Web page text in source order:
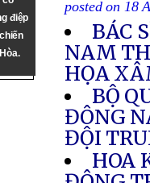
điệp
posted on 18
BÁC
NAM
HỌA
BỘ
ĐÔNG
ĐỘI
HOA